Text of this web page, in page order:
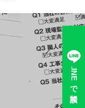
LINEで相談